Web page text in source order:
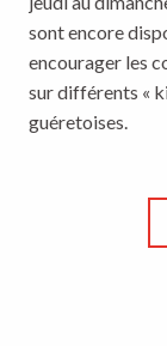
sont encore
encourager les
sur différents «
guéretoises.